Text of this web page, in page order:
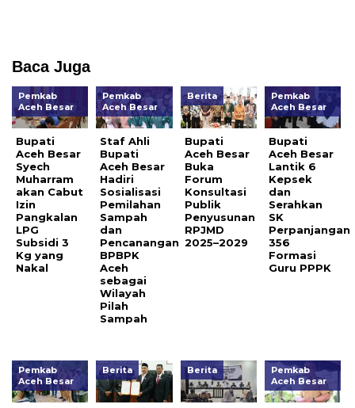
Baca Juga
Pemkab
Aceh Besar
Bupati
Aceh Besar
Syech
Muharram
akan Cabut
Izin
Pangkalan
LPG
Subsidi 3
Kg yang
Nakal
Pemkab
Aceh Besar
Staf Ahli
Bupati
Aceh Besar
Hadiri
Sosialisasi
Pemilahan
Sampah
dan
Pencanangan
BPBPK
Aceh
sebagai
Wilayah
Pilah
Sampah
Berita
Bupati
Aceh Besar
Buka
Forum
Konsultasi
Publik
Penyusunan
RPJMD
2025–2029
Pemkab
Aceh Besar
Bupati
Aceh Besar
Lantik 6
Kepsek
dan
Serahkan
SK
Perpanjangan
356
Formasi
Guru PPPK
Pemkab
Aceh Besar
Berita Berita
Pemkab
Aceh Besar